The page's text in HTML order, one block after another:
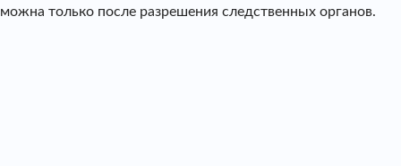
только после разрешения следственных органов.